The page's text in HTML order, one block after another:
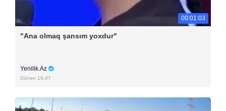
00:01:03
"Ana olmaq şansım yoxdur"
Yenilik.Az
Dünən 16:47